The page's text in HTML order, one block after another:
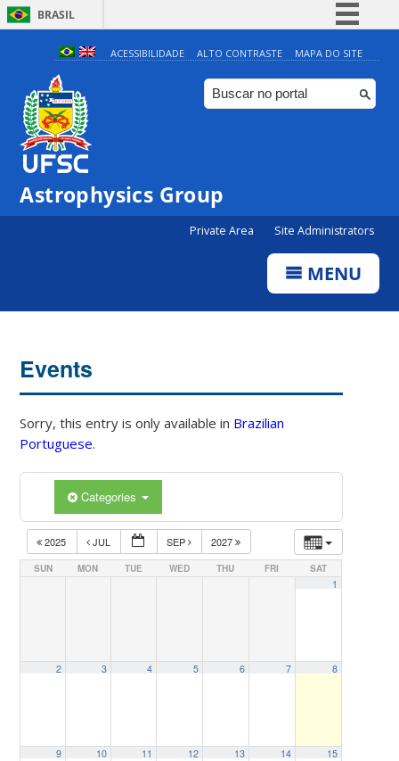
BRASIL
Simplifique!
Comunica BR
Participe
ACESSIBILIDADE ALTO CONTRASTE MAPA DO SITE
Astrophysics Group
Private Area Site Administrators
MENU
Events
Sorry, this entry is only available in Brazilian
Portuguese.
Categories
2025 JUL SEP 2027
SUN MON TUE WED THU FRI SAT
1
2 3 4 5 6 7 8
9 10 11 12 13 14 15